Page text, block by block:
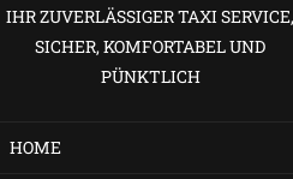
IHR ZUVERLÄSSIGER TAXI SERVICE,
SICHER, KOMFORTABEL UND
PÜNKTLICH
HOME